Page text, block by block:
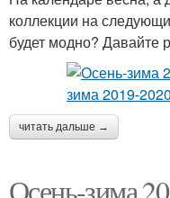
коллекции на
будет модно? Давайте
читать дальше →